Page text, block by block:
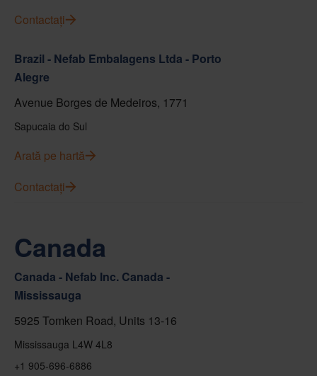
Contactați
Brazil - Nefab Embalagens Ltda - Porto
Alegre
Avenue Borges de Medeiros, 1771
Sapucaia do Sul
Arată pe hartă
Contactați
Canada
Canada - Nefab Inc. Canada -
Mississauga
5925 Tomken Road, Units 13-16
Mississauga L4W 4L8
+1 905-696-6886